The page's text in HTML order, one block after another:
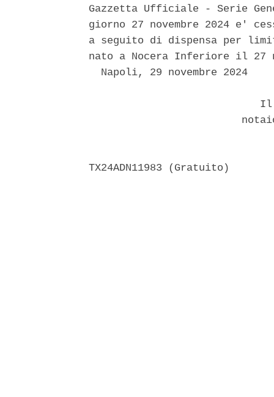
Gazzetta Ufficiale - Serie
giorno 27 novembre 2024 e'
a seguito di dispensa per
nato a Nocera Inferiore il 27
  Napoli, 29 novembre 2024